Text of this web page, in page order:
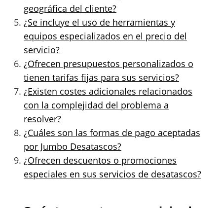
geográfica del cliente?
¿Se incluye el uso de herramientas y
equipos especializados en el precio del
servicio?
¿Ofrecen presupuestos personalizados o
tienen tarifas fijas para sus servicios?
¿Existen costes adicionales relacionados
con la complejidad del problema a
resolver?
¿Cuáles son las formas de pago aceptadas
por Jumbo Desatascos?
¿Ofrecen descuentos o promociones
especiales en sus servicios de desatascos?